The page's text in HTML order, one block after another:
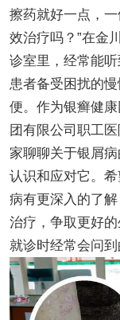
擦药就好一点，
效治疗吗？”在金
诊室里，经常能
患者备受困扰的
便。作为银癣健
团有限公司职工
家聊聊关于银屑
认识和应对它。
病有更深入的了
治疗，争取更好
就诊时经常会问到